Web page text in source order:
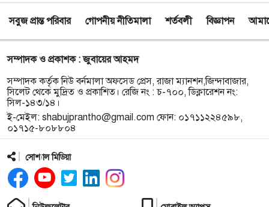
সেপ্টেম্বর থেকে সিলেট ওসমানী বিমানবন্দরে ফের বিদেশি
ফ্লাইট চালু করছে সালামএয়ার
৯
জকিগঞ্জে প্রাইম মিনিস্টার্স গোল্ডকাপ ফুটবল টুর্নামেন্ট
উপলক্ষে প্রস্তুতিমূলক সভা
১০
যশোরের স্কুলছাত্রীকে নিয়ে সিলেটে আত্মগোপন, মাজার
গেট থেকে গ্রেফতার হবিগঞ্জের যুবক
১১
বালাউটে ফ্রি চক্ষু চিকিৎসা ক্যাম্প : প্রায় ৫ শত রোগী
পেলেন চিকিৎসাসেবা, ছানি অপারেশনের জন্য ১৬২ জন
১২
সবুজ প্রান্ত পরিবার গোপনীয় নীতিমালা শর্তবলী বিজ্ঞাপন
সম্পাদক ও প্রকাশক : জুবায়ের আহমদ
সম্পাদক কর্তৃক নিউ বর্নমালা অফসেড প্রেস, রাজা ম্যানশন,জিন্দাবাজার,
সিলেট থেকে মুদ্রিত ও প্রকাশিত। রেজি নং : চ-৭০০, ডিক্লারেশন নং:
সিল-১৪৩/১৪।
ই-মেইল: shabujprantho@gmail.com ফোন: ০১৭১১২২৪৫৯৮,
০১৭১৫-৮০৮৮০৪
সোশ্যাল মিডিয়া